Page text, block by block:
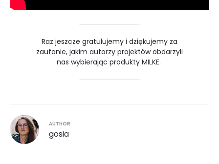
Raz jeszcze gratulujemy i dziękujemy za
zaufanie, jakim autorzy projektów obdarzyli
nas wybierając produkty MILKE.
AUTHOR
gosia